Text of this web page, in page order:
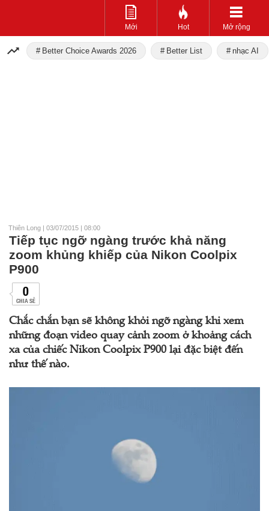
Mới Hot Mở rộng
Better Choice Awards 2026 Better List nhạc AI
Thiên Long | 03/07/2015 | 08:00
Tiếp tục ngỡ ngàng trước khả năng
zoom khủng khiếp của Nikon Coolpix
P900
0
CHIA SẺ
Chắc chắn bạn sẽ không khỏi ngỡ ngàng khi xem
những đoạn video quay cảnh zoom ở khoảng cách
xa của chiếc Nikon Coolpix P900 lại đặc biệt đến
như thế nào.